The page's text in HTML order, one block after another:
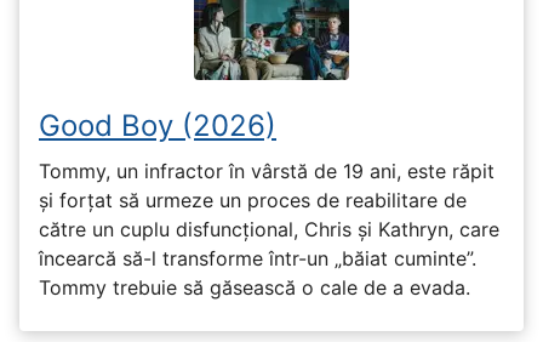
Good Boy (2026)
Tommy, un infractor în vârstă de 19 ani, este răpit
și forțat să urmeze un proces de reabilitare de
către un cuplu disfuncțional, Chris și Kathryn, care
încearcă să-l transforme într-un „băiat cuminte”.
Tommy trebuie să găsească o cale de a evada.